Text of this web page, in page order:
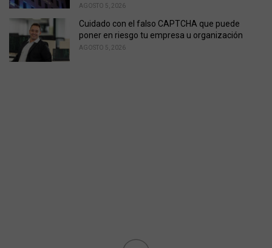
AGOSTO 5, 2026
Cuidado con el falso CAPTCHA que puede
poner en riesgo tu empresa u organización
AGOSTO 5, 2026